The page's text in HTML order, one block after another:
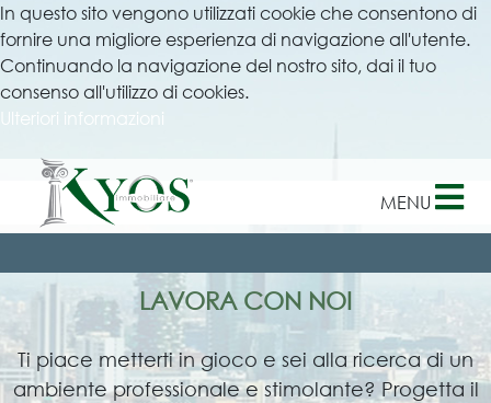
In questo sito vengono utilizzati cookie che consentono di
fornire una migliore esperienza di navigazione all'utente.
Continuando la navigazione del nostro sito, dai il tuo
consenso all'utilizzo di cookies.
Ulteriori informazioni
×
MENU
LAVORA CON NOI
Ti piace metterti in gioco e sei alla ricerca di un
ambiente professionale e stimolante? Progetta il